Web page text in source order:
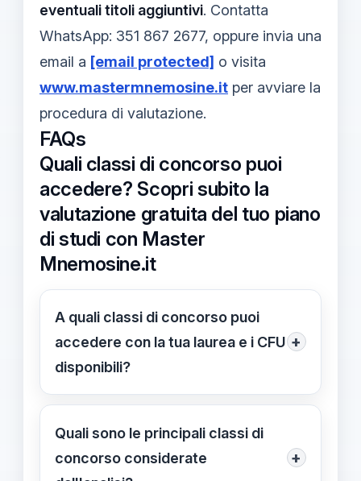
eventuali titoli aggiuntivi. Contatta
WhatsApp: 351 867 2677, oppure invia una
email a [email protected] o visita
www.mastermnemosine.it per avviare la
procedura di valutazione.
FAQs
Quali classi di concorso puoi
accedere? Scopri subito la
valutazione gratuita del tuo piano
di studi con Master
Mnemosine.it
A quali classi di concorso puoi
accedere con la tua laurea e i CFU
disponibili?
+
La valutazione gratuita considera
titolo di laurea, CFU disponibili e SSD
di riferimento per disegnare una
mappa delle classi di concorso
Quali sono le principali classi di
concorso considerate
+